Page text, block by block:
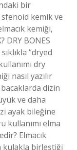
bir
kemik ve
kemiği,
DRY BONES
“dryed
dry
nasıl yazılır
dizin
ve daha
ayak bileğine
kullanımı elma
Elmacık
kulakla birleştiği